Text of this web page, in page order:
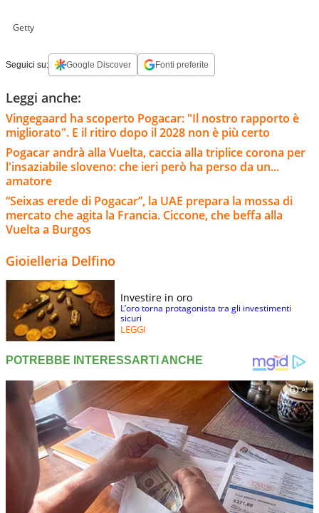
Getty
Seguici su: Google Discover Fonti preferite
Leggi anche:
Vingegaard ha scoperto Pogacar: "Il nostro rapporto è
migliorato". E il ritiro dopo il 2028 non è più certo
Pogacar andrà alla Vuelta, caccia alla triplice corona per
l'insaziabile sloveno: che ieri però ha perso da un...
amatore
“Seixas erede di Pogacar”, la UAE prepara la mossa di
mercato che agita la Francia. Ciccone, che beffa alla
Vuelta a Burgos
Gioielleria Delfino
Investire in oro
L’oro torna protagonista tra gli investimenti
sicuri
LEGGI